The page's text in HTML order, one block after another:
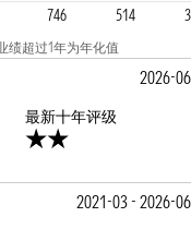
746 514
绩超过1年为年化值
2026-06
最新十年评级
2021-03 - 2026-06